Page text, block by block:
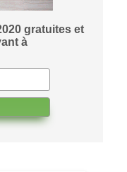
gratuites et
à